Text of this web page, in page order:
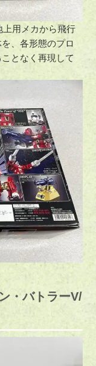
上用メカから飛行
、各形態のプロ
となく再現して
・バトラーV/